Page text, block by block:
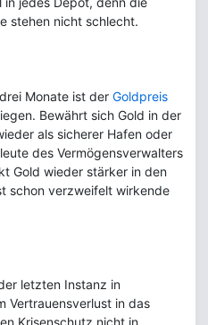
stehen nicht schlecht.
Monate ist der Goldpreis
Bewährt sich Gold in der
als sicherer Hafen oder
des Vermögensverwalters
Gold wieder stärker in den
schon verzweifelt wirkende
letzten Instanz in
Vertrauensverlust in das
Krisenschutz nicht in